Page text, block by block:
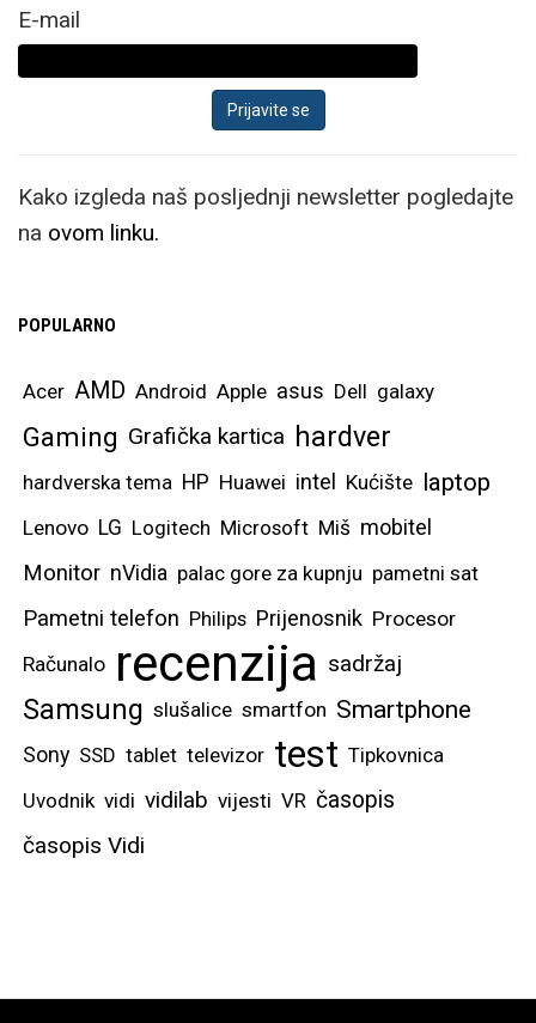
rezoluciju od 2504 x
2256 piksela, a
prilagodljivom brzinom.
titanija ispod samog
zaslona, koji mu daju
značajnu otpornost i
veću čvrstoću pri
također ovim pristupom
umanjio “udubljenje” po
sredini zaslona koje se
direktnim gledanjem u
zaslon ne vidi, te ćete
ga morati tražiti pod
ekstremnijim kutovima
E-mail
Kako izgleda naš posljednji newsletter pogledajte
na ovom linku.
POPULARNO
Acer AMD Android Apple asus Dell galaxy
Gaming Grafička kartica hardver
hardverska tema HP Huawei intel Kućište laptop
Lenovo LG Logitech Microsoft Miš mobitel
Monitor nVidia palac gore za kupnju pametni sat
Pametni telefon Philips Prijenosnik Procesor
Računalo recenzija sadržaj
Samsung slušalice smartfon Smartphone
Sony SSD tablet televizor test Tipkovnica
Uvodnik vidi vidilab vijesti VR časopis
časopis Vidi